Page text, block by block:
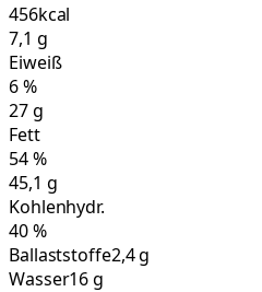
456kcal
7,1 g
Eiweiß
6%
27g
Fett
54%
45,1 g
Kohlenhydr.
40%
Ballaststoffe2,4 g
Wasser16 g